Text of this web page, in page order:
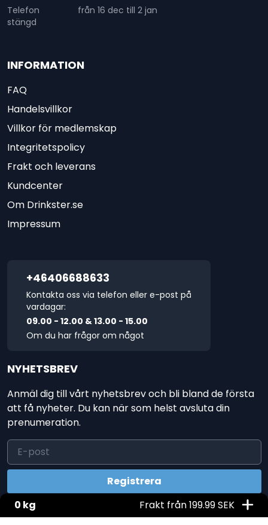
Telefon
stängd
från 16 dec till 2 jan
INFORMATION
FAQ
Handelsvillkor
Villkor för medlemskap
Integritetspolicy
Frakt och leverans
Kundcenter
Om Drinkster.se
Impressum
+46406688633
Kontakta oss via telefon eller e-post på
vardagar:
09.00 - 12.00 & 13.00 - 15.00
Om du har frågor om något
NYHETSBREV
Anmäl dig till vårt nyhetsbrev och bli bland de första
att få nyheter. Du kan när som helst avsluta din
prenumeration.
0 kg Frakt från 199.99 SEK